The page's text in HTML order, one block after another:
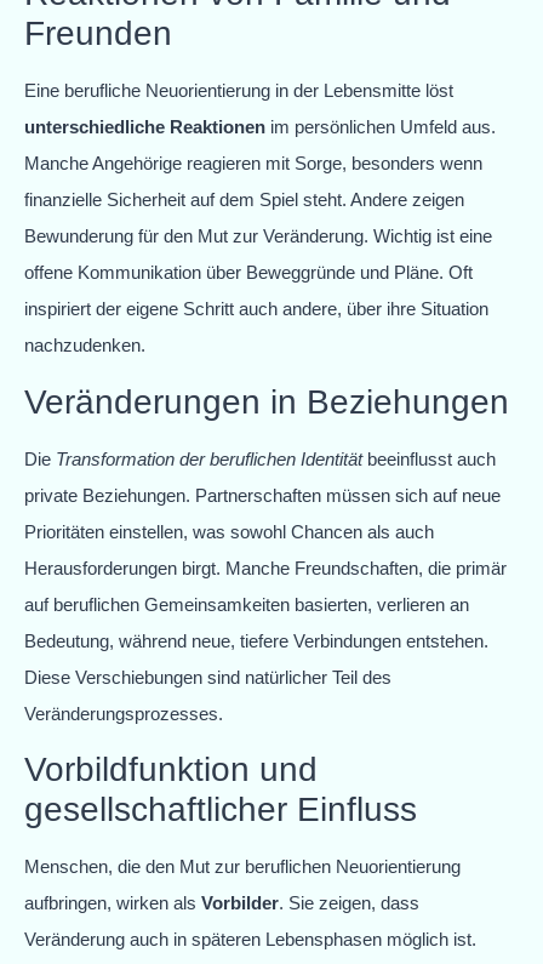
Freunden
Eine berufliche Neuorientierung in der Lebensmitte löst
unterschiedliche Reaktionen im persönlichen Umfeld aus.
Manche Angehörige reagieren mit Sorge, besonders wenn
finanzielle Sicherheit auf dem Spiel steht. Andere zeigen
Bewunderung für den Mut zur Veränderung. Wichtig ist eine
offene Kommunikation über Beweggründe und Pläne. Oft
inspiriert der eigene Schritt auch andere, über ihre Situation
nachzudenken.
Veränderungen in Beziehungen
Die Transformation der beruflichen Identitätbeeinflusst auch
private Beziehungen. Partnerschaften müssen sich auf neue
Prioritäten einstellen, was sowohl Chancen als auch
Herausforderungen birgt. Manche Freundschaften, die primär
auf beruflichen Gemeinsamkeiten basierten, verlieren an
Bedeutung, während neue, tiefere Verbindungen entstehen.
Diese Verschiebungen sind natürlicher Teil des
Veränderungsprozesses.
Vorbildfunktion und
gesellschaftlicher Einfluss
Menschen, die den Mut zur beruflichen Neuorientierung
aufbringen, wirken als Vorbilder. Sie zeigen, dass
Veränderung auch in späteren Lebensphasen möglich ist.